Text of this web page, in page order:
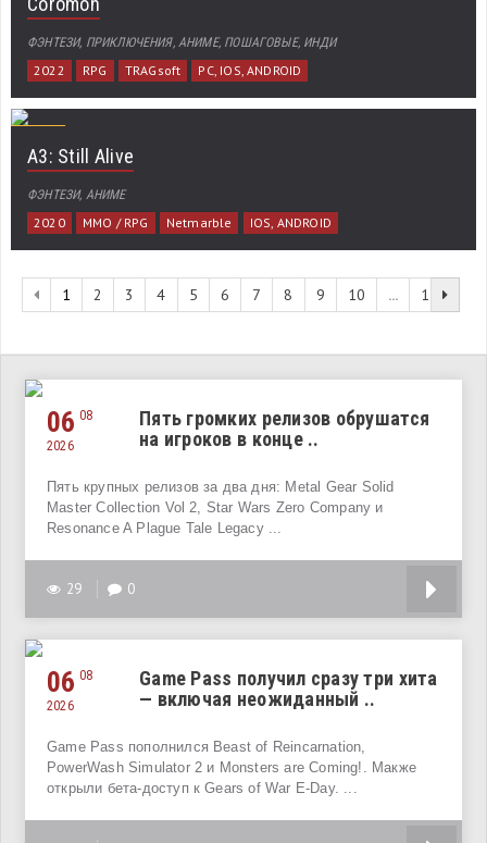
ФЭНТЕЗИ, ПРИКЛЮЧЕНИЯ, АНИМЕ, ПОШАГОВЫЕ, ИНДИ
2022 RPG TRAGsoft PC, IOS, ANDROID
A3: Still Alive
ФЭНТЕЗИ, АНИМЕ
2020 MMO / RPG Netmarble IOS, ANDROID
1 2 3 4 5 6 7 8 9 10 ... 13
06 08
2026
Пять громких релизов обрушатся
на игроков в конце ..
Пять крупных релизов за два дня: Metal Gear Solid
Master Collection Vol 2, Star Wars Zero Company и
Resonance A Plague Tale Legacy ...
29 0
06 08
2026
Game Pass получил сразу три хита
— включая неожиданный ..
Game Pass пополнился Beast of Reincarnation,
PowerWash Simulator 2 и Monsters are Coming!. Макже
открыли бета-доступ к Gears of War E-Day. ...